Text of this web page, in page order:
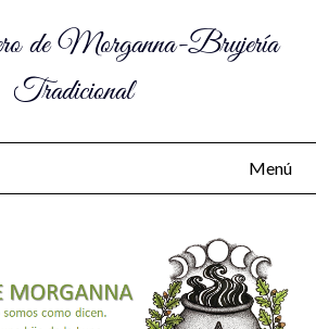
de Morganna-Brujería
Tradicional
Menú